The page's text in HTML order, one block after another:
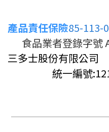
產品責任保險85-113-
食品業者登錄字號
三多士股份有限公
統一編號